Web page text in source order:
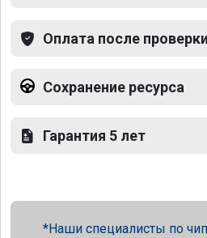
Оплата после проверки
Сохранение ресурса
Гарантия 5 лет
Наши специалисты по